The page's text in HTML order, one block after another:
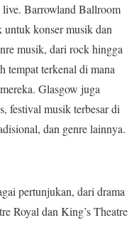
live. Barrowland Ballroom
untuk konser musik dan
musik, dari rock hingga
tempat terkenal di mana
Glasgow juga
festival musik terbesar di
dan genre lainnya.
pertunjukan, dari drama
Royal dan King’s Theatre